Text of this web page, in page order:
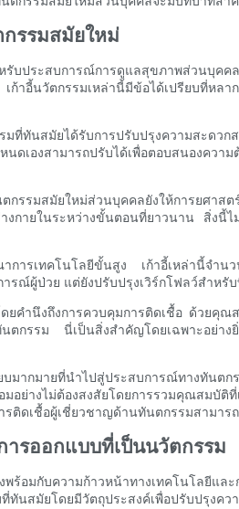
รรมสมัยใหม่
หรับประสบการณ์การดูแลสุขภาพส่วน
ก้าอี้นวัตกรรมเหล่านี้มีข้อได้เปรียบที่
ทันสมัยได้รับการปรับปรุงความสะดว
เองสามารถปรับได้เพื่อตอบสนองคว
ตกรรมสมัยใหม่ส่วนบุคคลยังให้การย
งกายในระหว่างขั้นตอนที่ยาวนาน สิ่ง
าการเทคโนโลยีขั้นสูง เก้าอี้เหล่านี้
ารณ์ผู้ป่วย แต่ยังปรับปรุงเวิร์กโฟลว์สำ
คำนึงถึงการควบคุมการติดเชื้อ ด้วยคุ
รรม นี่เป็นสิ่งสำคัญโดยเฉพาะอย่าง
มากมายที่นำไปสู่ประสบการณ์ทางทัน
มอย่างไม่ต้องสงสัยโดยการรวมคุณส
ติดเชื้อผู้เชี่ยวชาญด้านทันตกรรมสาม
ารออกแบบที่เป็นนวัตกรรม
อมกับความก้าวหน้าทางเทคโนโลยีแ
นสมัยโดยมีวัตถุประสงค์เพื่อปรับปรุง